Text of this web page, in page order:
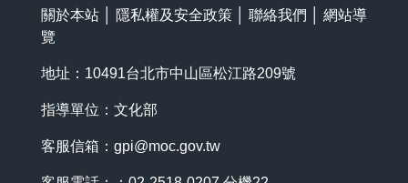
關於本站 隱私權及安全政策 聯絡我們
網站導
覽
地址：10491台北市中山區松江路209號
指導單位：文化部
客服信箱： gpi@moc.gov.tw